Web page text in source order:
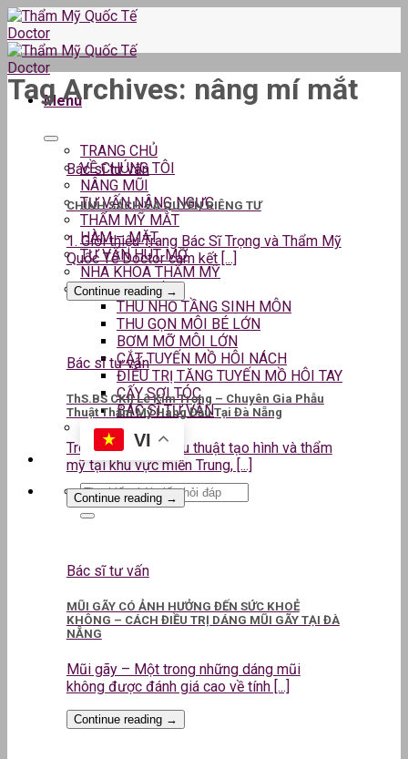
Skip
to
content
Menu
TRANG CHỦ
VỀ CHÚNG TÔI
NÂNG MŨI
TƯ VẤN NÂNG NGỰC
THẨM MỸ MẮT
HÀM – MẶT
TƯ VẤN HÚT MỠ
NHA KHOA THẨM MỸ
DỊCH VỤ KHÁC
THU NHỎ TẦNG SINH MÔN
THU GỌN MÔI BÉ LỚN
BƠM MỠ MÔI LỚN
CẮT TUYẾN MỒ HÔI NÁCH
ĐIỀU TRỊ TĂNG TUYẾN MỒ HÔI TAY
CẤY SỢI TÓC
BÁC SĨ TƯ VẤN
VI
Tag Archives: nâng mí mắt
Bác sĩ tư vấn
CHÍNH SÁCH VÀ QUYỀN RIÊNG TƯ
1. Giới thiệu Trang Bác Sĩ Trọng và Thẩm Mỹ
Quốc Tế Doctor cam kết [...]
Continue reading →
Bác sĩ tư vấn
ThS.BS CKII Lê Kim Trọng – Chuyên Gia Phẫu
Thuật Thẩm Mỹ Hàng Đầu Tại Đà Nẵng
Trong lĩnh vực phẫu thuật tạo hình và thẩm
mỹ tại khu vực miền Trung, [...]
Continue reading →
Bác sĩ tư vấn
MŨI GÃY CÓ ẢNH HƯỞNG ĐẾN SỨC KHOẺ
KHÔNG – CÁCH ĐIỀU TRỊ DÁNG MŨI GÃY TẠI ĐÀ
NẴNG
Mũi gãy – Một trong những dáng mũi
không được đánh giá cao về tính [...]
Continue reading →